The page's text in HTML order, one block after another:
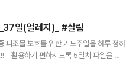
일(얼레지)_ #살림
피조물 보호를 위한 기도주일을 하루 정하
- 활용하기 편하시도록 5일치 파일을 한